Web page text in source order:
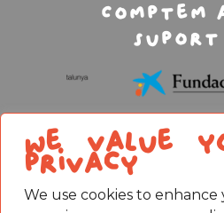
We value
privacy
We use cookies to
Comptem
suport
Avís